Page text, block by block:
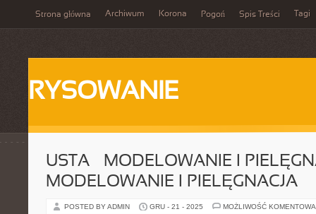
Strona główna Archiwum Korona Pogoń Spis Treści Tagi
RYSOWANIE
USTA – MODELOWANIE I
MODELOWANIE I PIELĘGNACJA
POSTED BY ADMIN GRU - 21 - 2025 MOŻLIWOŚĆ